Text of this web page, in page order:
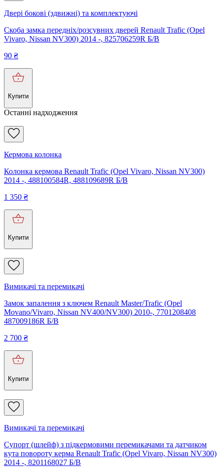
Двері бокові (здвижні) та комплектуючі
Скоба замка передніх/розсувних дверей Renault Trafic (Opel
Vivaro, Nissan NV300) 2014 -, 825706259R Б/В
90 ₴
Купити
Останні надходження
Кермова колонка
Колонка кермова Renault Trafic (Opel Vivaro, Nissan NV300)
2014 -, 488100584R, 488109689R Б/В
1 350 ₴
Купити
Вимикачі та перемикачі
Замок запалення з ключем Renault Master/Trafic (Opel
Movano/Vivaro, Nissan NV400/NV300) 2010-, 7701208408
487009186R Б/В
2 700 ₴
Купити
Вимикачі та перемикачі
Супорт (шлейф) з підкермовими перемикачами та датчиком
кута повороту керма Renault Trafic (Opel Vivaro, Nissan NV300)
2014 -, 8201168027 Б/В